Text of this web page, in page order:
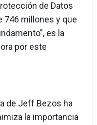
de Datos
746 millones y que
es la
por este
de Jeff Bezos ha
la importancia